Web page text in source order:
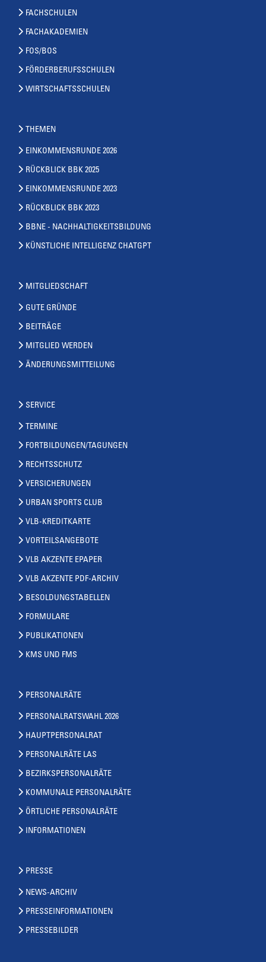
FACHSCHULEN
FACHAKADEMIEN
FOS/BOS
FÖRDERBERUFSSCHULEN
WIRTSCHAFTSSCHULEN
THEMEN
EINKOMMENSRUNDE 2026
RÜCKBLICK BBK 2025
EINKOMMENSRUNDE 2023
RÜCKBLICK BBK 2023
BBNE - NACHHALTIGKEITSBILDUNG
KÜNSTLICHE INTELLIGENZ CHATGPT
MITGLIEDSCHAFT
GUTE GRÜNDE
BEITRÄGE
MITGLIED WERDEN
ÄNDERUNGSMITTEILUNG
SERVICE
TERMINE
FORTBILDUNGEN/TAGUNGEN
RECHTSSCHUTZ
VERSICHERUNGEN
URBAN SPORTS CLUB
VLB-KREDITKARTE
VORTEILSANGEBOTE
VLB AKZENTE EPAPER
VLB AKZENTE PDF-ARCHIV
BESOLDUNGSTABELLEN
FORMULARE
PUBLIKATIONEN
KMS UND FMS
PERSONALRÄTE
PERSONALRATSWAHL 2026
HAUPTPERSONALRAT
PERSONALRÄTE LAS
BEZIRKSPERSONALRÄTE
KOMMUNALE PERSONALRÄTE
ÖRTLICHE PERSONALRÄTE
INFORMATIONEN
PRESSE
NEWS-ARCHIV
PRESSEINFORMATIONEN
PRESSEBILDER